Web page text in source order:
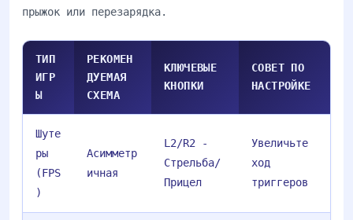
прыжок или перезарядка.
ТИП
ИГР
Ы
РЕКОМЕН
ДУЕМАЯ
СХЕМА
КЛЮЧЕВЫЕ
КНОПКИ
СОВЕТ ПО
НАСТРОЙКЕ
Шуте
ры
(FPS
)
Асимметр
ичная
L2/R2 -
Стрельба/
Прицел
Увеличьте
ход
триггеров